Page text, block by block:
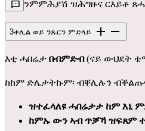
ንምምሕያሽ ዝሕግዙና ርእይቶ
3ቀሊል ወይ ንጹርን ምድላይ
እቲ ሓበሬታ በብምድብ(ናይ ውህደት
ከከም ድሌታትኩም፡ ብቐሊሉን
ዝተፈላለዩ ሓበሬታታ ከም እኒ
ከምኡ ውን ኣብ ጥቓኻ ዝፍጸም